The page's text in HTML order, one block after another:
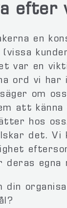
efter
en
(vissa
var en
ord vi
om
att känna
hos
det.
deras
din